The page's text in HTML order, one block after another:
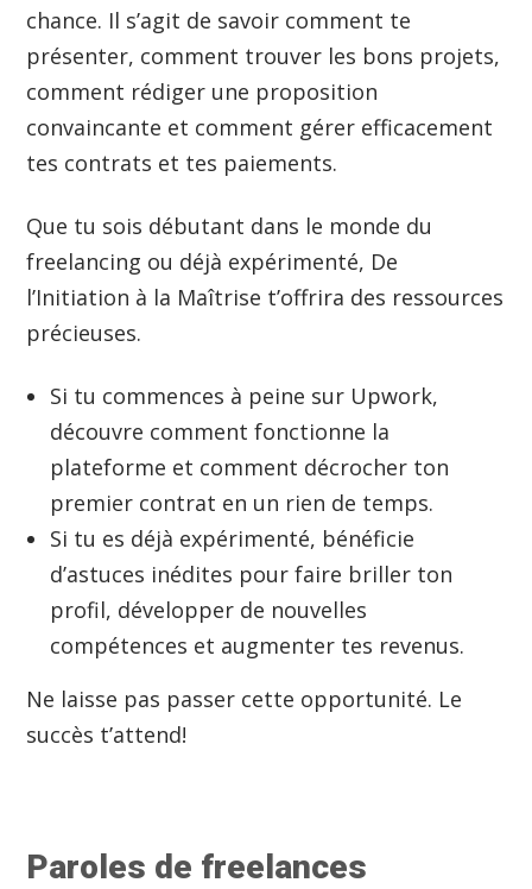
chance. Il s’agit de savoir comment te
présenter, comment trouver les bons projets,
comment rédiger une proposition
convaincante et comment gérer efficacement
tes contrats et tes paiements.
Que tu sois débutant dans le monde du
freelancing ou déjà expérimenté, De
l’Initiation à la Maîtrise t’offrira des ressources
précieuses.
Si tu commences à peine sur Upwork,
découvre comment fonctionne la
plateforme et comment décrocher ton
premier contrat en un rien de temps.
Si tu es déjà expérimenté, bénéficie
d’astuces inédites pour faire briller ton
profil, développer de nouvelles
compétences et augmenter tes revenus.
Ne laisse pas passer cette opportunité. Le
succès t’attend!
Paroles de freelances